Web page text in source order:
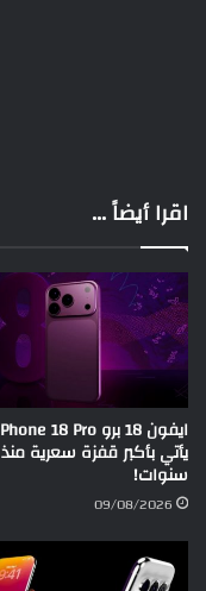
اقرا أيضاً ...
يأتي بأكبر قفزة سعرية منذ
سنوات!
09/08/2026